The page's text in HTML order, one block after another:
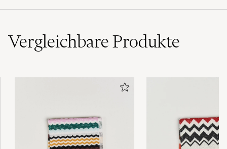
VergleichbareProdukte